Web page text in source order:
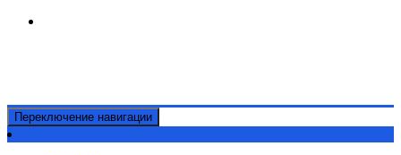
Переключение навигации